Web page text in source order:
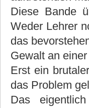
Diese Bande
Weder Lehrer
das
Gewalt an
Erst ein
das Problem
Das